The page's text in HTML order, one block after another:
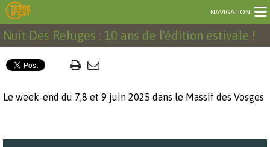
NAVIGATION
Nuit Des Refuges : 10 ans de l'édition estivale !
Le week-end du 7,8 et 9 juin 2025 dans le Massif des Vosges